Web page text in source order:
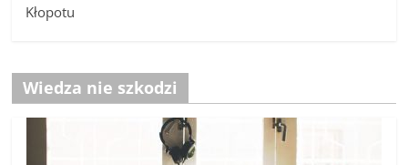
Kłopotu
Wiedza nie szkodzi